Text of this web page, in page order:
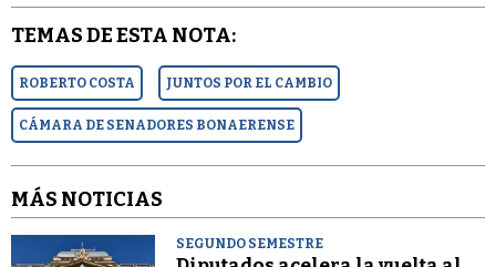
TEMAS DE ESTA NOTA:
ROBERTO COSTA JUNTOS POR EL CAMBIO
CÁMARA DE SENADORES BONAERENSE
MÁS NOTICIAS
SEGUNDO SEMESTRE